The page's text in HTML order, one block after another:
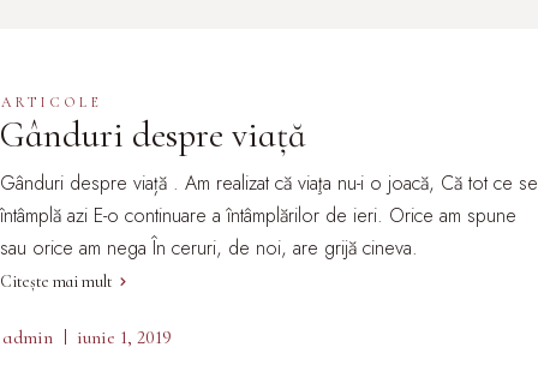
ARTICOLE
Gânduri despre viață
Gânduri despre viață . Am realizat că viaţa nu-i o joacă, Că tot ce se
întâmplă azi E-o continuare a întâmplărilor de ieri. Orice am spune
sau orice am nega În ceruri, de noi, are grijă cineva.
Citește mai mult
admin iunie 1, 2019